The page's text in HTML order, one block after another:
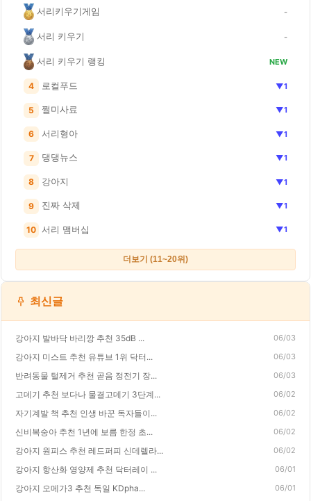
서리키우기게임 -
서리 키우기 -
서리 키우기 랭킹 NEW
4 로컬푸드 ▼1
5 쩔미사료 ▼1
6 서리형아 ▼1
7 댕댕뉴스 ▼1
8 강아지 ▼1
9 진짜 삭제 ▼1
10 서리 맴버십 ▼1
더보기 (11~20위)
최신글
강아지 발바닥 바리깡 추천 35dB ... 06/03
강아지 미스트 추천 유튜브 1위 닥터... 06/03
반려동물 털제거 추천 곧음 정전기 장... 06/03
고데기 추천 보다나 물결고데기 3단계... 06/02
자기계발 책 추천 인생 바꾼 독자들이... 06/02
신비복숭아 추천 1년에 보름 한정 초... 06/02
강아지 원피스 추천 레드퍼피 신데렐라... 06/02
강아지 항산화 영양제 추천 닥터레이 ... 06/01
강아지 오메가3 추천 독일 KDpha... 06/01